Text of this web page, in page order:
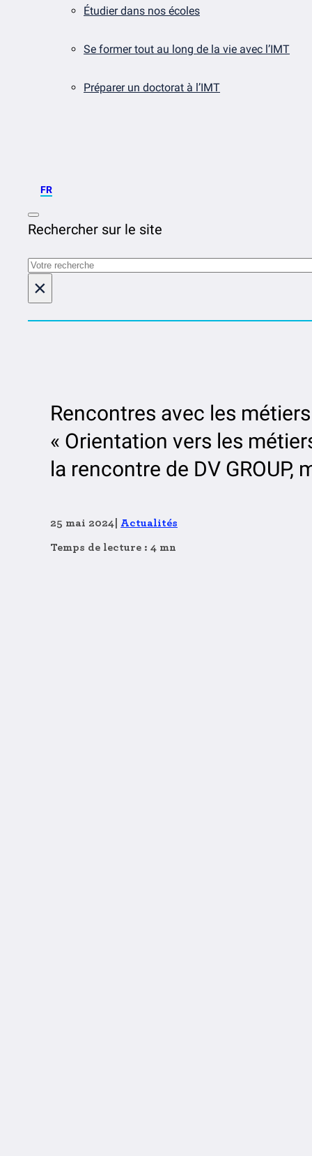
Étudier dans nos écoles
Se former tout au long de la vie avec l’IMT
Préparer un doctorat à l’IMT
FR
Rechercher sur le site
Rechercher
×
Rencontres avec les
« Orientation vers les
la rencontre de DV
25 mai 2024 Actualités
Temps de lecture : 4 mn